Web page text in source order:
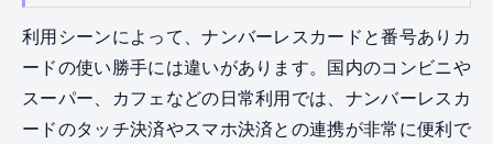
利用シーンによって、ナンバーレスカードと番号ありカ
ードの使い勝手には違いがあります。国内のコンビニや
スーパー、カフェなどの日常利用では、ナンバーレスカ
ードのタッチ決済やスマホ決済との連携が非常に便利で